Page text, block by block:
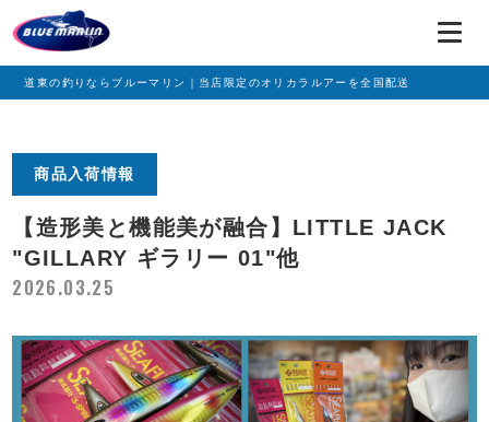
道東の釣りならブルーマリン｜当店限定のオリカラルアーを全国配送
商品入荷情報
【造形美と機能美が融合】LITTLE JACK
"GILLARY ギラリー 01"他
2026.03.25